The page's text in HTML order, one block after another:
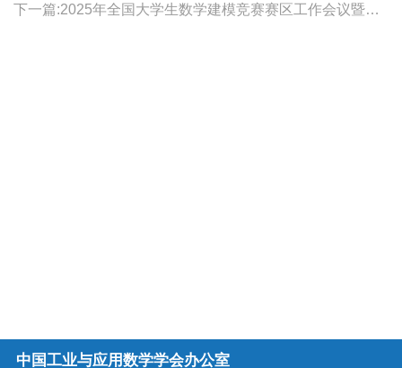
下一篇:2025年全国大学生数学建模竞赛赛区工作会议暨竞赛软件应用培训会成功举行
中国工业与应用数学学会办公室